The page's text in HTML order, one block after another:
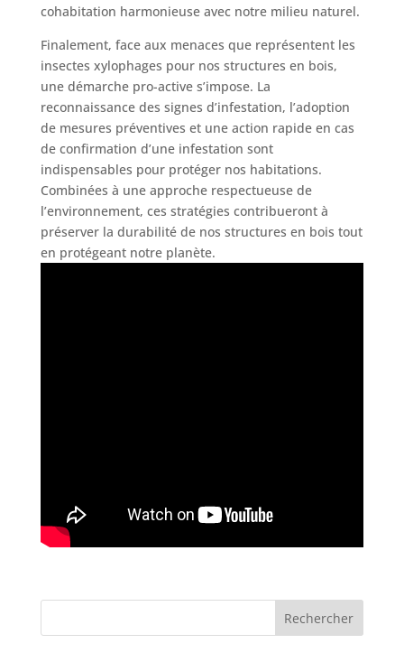
cohabitation harmonieuse avec notre milieu naturel.
Finalement, face aux menaces que représentent les
insectes xylophages pour nos structures en bois,
une démarche pro-active s’impose. La
reconnaissance des signes d’infestation, l’adoption
de mesures préventives et une action rapide en cas
de confirmation d’une infestation sont
indispensables pour protéger nos habitations.
Combinées à une approche respectueuse de
l’environnement, ces stratégies contribueront à
préserver la durabilité de nos structures en bois tout
en protégeant notre planète.
Rechercher